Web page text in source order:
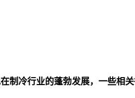
制冷行业的蓬勃发展，一些相